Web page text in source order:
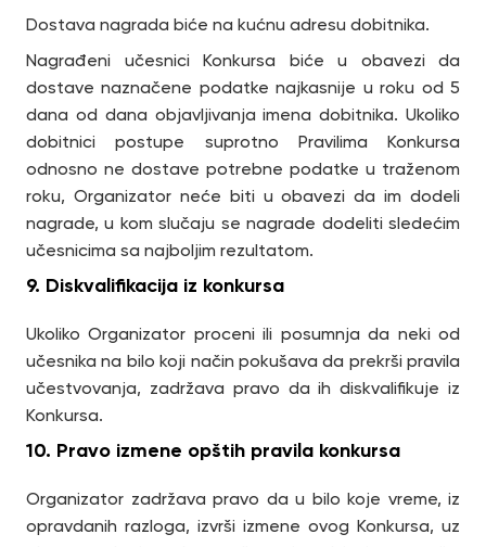
Dostava nagrada biće na kućnu adresu dobitnika.
Nagrađeni učesnici Konkursa biće u obavezi da
dostave naznačene podatke najkasnije u roku od 5
dana od dana objavljivanja imena dobitnika. Ukoliko
dobitnici postupe suprotno Pravilima Konkursa
odnosno ne dostave potrebne podatke u traženom
roku, Organizator neće biti u obavezi da im dodeli
nagrade, u kom slučaju se nagrade dodeliti sledećim
učesnicima sa najboljim rezultatom.
9. Diskvalifikacija iz konkursa
Ukoliko Organizator proceni ili posumnja da neki od
učesnika na bilo koji način pokušava da prekrši pravila
učestvovanja, zadržava pravo da ih diskvalifikuje iz
Konkursa.
10. Pravo izmene opštih pravila konkursa
Organizator zadržava pravo da u bilo koje vreme, iz
opravdanih razloga, izvrši izmene ovog Konkursa, uz